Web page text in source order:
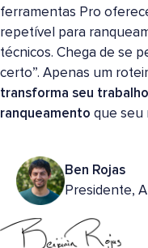
ferramentas Pro
repetível para
técnicos. Chega de se
certo”. Apenas um
transforma seu
ranqueamento que seu
Ben Rojas
Presidente,